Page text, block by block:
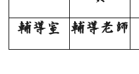
輔導室 輔導老師